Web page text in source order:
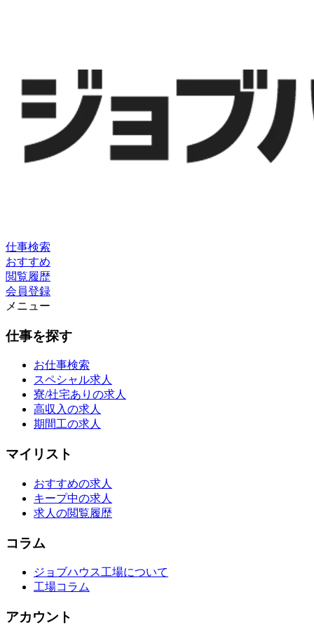
仕事検索
おすすめ
閲覧履歴
会員登録
メニュー
仕事を探す
お仕事検索
スペシャル求人
寮/社宅ありの求人
高収入の求人
期間工の求人
マイリスト
おすすめの求人
キープ中の求人
求人の閲覧履歴
コラム
ジョブハウス工場について
工場コラム
アカウント